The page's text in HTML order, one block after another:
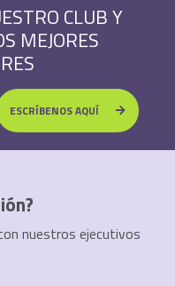
CLUB Y
MEJORES
ESCRÍBENOS AQUÍ
nuestros ejecutivos